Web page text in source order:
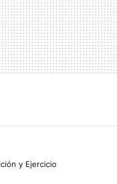
y Ejercicio